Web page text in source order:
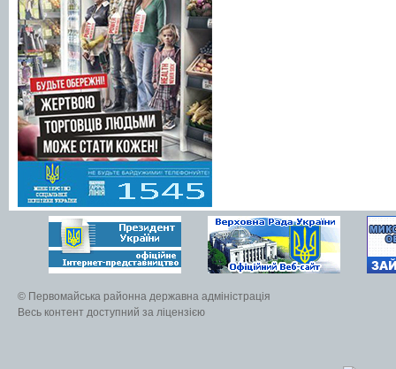
© Первомайська районна державна адміністрація
Весь контент доступний за ліцензією